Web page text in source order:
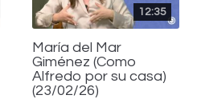
12:35
María del Mar
Giménez (Como
Alfredo por su casa)
(23/02/26)